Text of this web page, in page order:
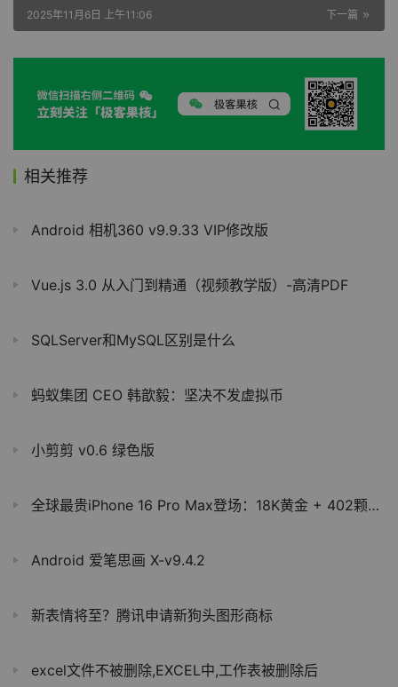
下一篇
2025年11月6日 上午11:06
相关推荐
Android 相机360 v9.9.33 VIP修改版
Vue.js 3.0 从入门到精通（视频教学版）-高清PDF
SQLServer和MySQL区别是什么
蚂蚁集团 CEO 韩歆毅：坚决不发虚拟币
小剪剪 v0.6 绿色版
全球最贵iPhone 16 Pro Max登场：18K黄金 + 402颗宝石
Android 爱笔思画 X-v9.4.2
新表情将至？腾讯申请新狗头图形商标
excel文件不被删除,EXCEL中,工作表被删除后